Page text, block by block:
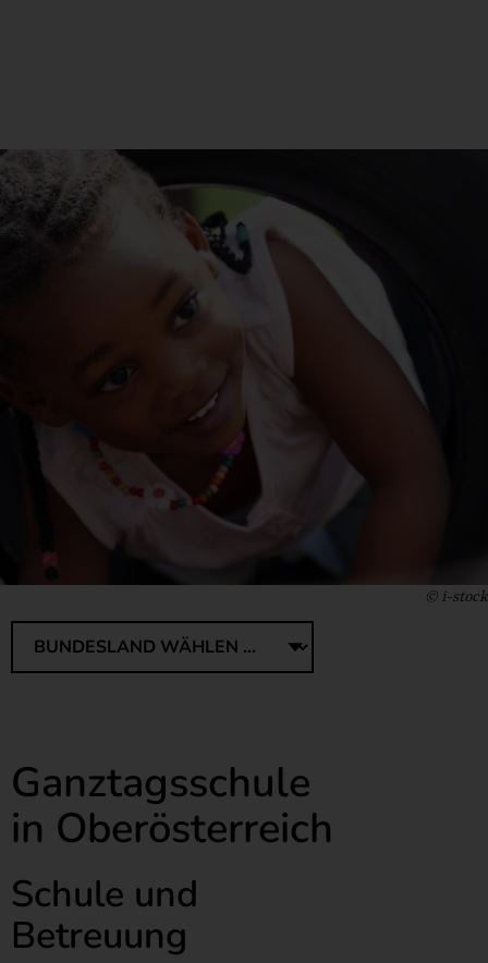
© i-stock
Ganztagsschule
in Oberösterreich
Schule und
Betreuung